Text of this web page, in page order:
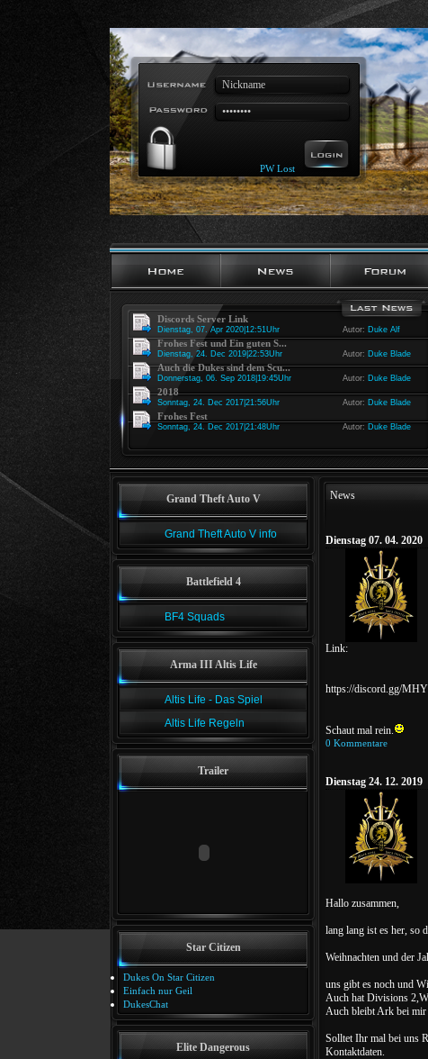
PW Lost
Discords Server Link
Dienstag, 07. Apr 2020|12:51Uhr Autor: Duke Alf
Frohes Fest und Ein guten S...
Dienstag, 24. Dec 2019|22:53Uhr Autor: Duke Blade
Auch die Dukes sind dem Scu...
Donnerstag, 06. Sep 2018|19:45Uhr Autor: Duke Blade
2018
Sonntag, 24. Dec 2017|21:56Uhr Autor: Duke Blade
Frohes Fest
Sonntag, 24. Dec 2017|21:48Uhr Autor: Duke Blade
Grand Theft Auto V
Grand Theft Auto V info
Battlefield 4
BF4 Squads
Arma III Altis Life
Altis Life - Das Spiel
Altis Life Regeln
Trailer
Star Citizen
Dukes On Star Citizen
Einfach nur Geil
DukesChat
Elite Dangerous
News
Dienstag 07. 04. 2020
Link:
https://discord.gg/
Schaut mal rein.
0 Kommentare
Dienstag 24. 12. 2019
Hallo zusammen,
lang lang ist es her, so
Weihnachten und der
uns gibt es noch und
Auch hat Divisions
Auch bleibt Ark bei mir
Solltet Ihr mal bei uns
Kontaktdaten.